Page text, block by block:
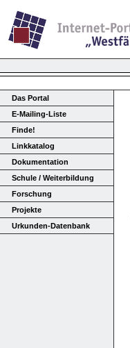
Das Portal
E-Mailing-Liste
Finde!
Linkkatalog
Dokumentation
Schule / Weiterbildung
Forschung
Projekte
Urkunden-Datenbank